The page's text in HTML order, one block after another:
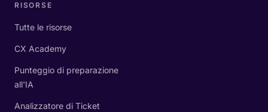
RISORSE
Tutte le risorse
CX Academy
Punteggio di preparazione
all'IA
Analizzatore di Ticket